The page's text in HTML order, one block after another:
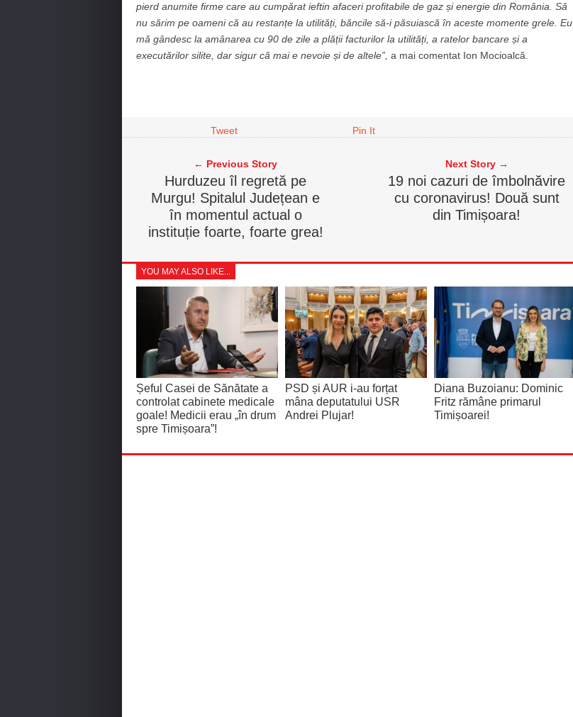
pierd anumite firme care au cumpărat ieftin afaceri profitabile de gaz și energie din România. Să
nu sărim pe oameni că au restanțe la utilități, băncile să-i păsuiască în aceste momente grele. Eu
mă gândesc la amânarea cu 90 de zile a plății facturilor la utilități, a ratelor bancare și a
executărilor silite, dar sigur că mai e nevoie și de altele”, a mai comentat Ion Mocioalcă.
Tweet Pin It
← Previous Story
Hurduzeu îl regretă pe
Murgu! Spitalul Județean e
în momentul actual o
instituție foarte, foarte grea!
Next Story →
19 noi cazuri de îmbolnăvire
cu coronavirus! Două sunt
din Timișoara!
YOU MAY ALSO LIKE...
Șeful Casei de Sănătate a
controlat cabinete medicale
goale! Medicii erau „în drum
spre Timișoara”!
PSD și AUR i-au forțat
mâna deputatului USR
Andrei Plujar!
Diana Buzoianu: Dominic
Fritz rămâne primarul
Timișoarei!